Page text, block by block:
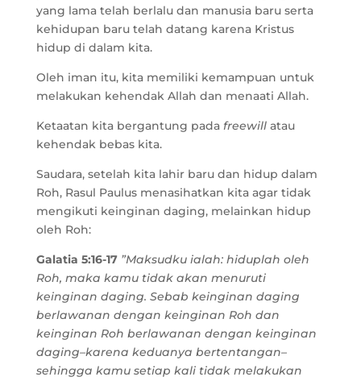
yang lama telah berlalu dan manusia baru serta
kehidupan baru telah datang karena Kristus
hidup di dalam kita.
Oleh iman itu, kita memiliki kemampuan untuk
melakukan kehendak Allah dan menaati Allah.
Ketaatan kita bergantung pada freewillatau
kehendak bebas kita.
Saudara, setelah kita lahir baru dan hidup dalam
Roh, Rasul Paulus menasihatkan kita agar tidak
mengikuti keinginan daging, melainkan hidup
oleh Roh:
Galatia 5:16-17 ”Maksudku ialah: hiduplah oleh
Roh, maka kamu tidak akan menuruti
keinginan daging. Sebab keinginan daging
berlawanan dengan keinginan Roh dan
keinginan Roh berlawanan dengan keinginan
daging–karena keduanya bertentangan–
sehingga kamu setiap kali tidak melakukan